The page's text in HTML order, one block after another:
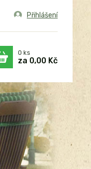
Přihlášení
0 ks
za 0,00 Kč